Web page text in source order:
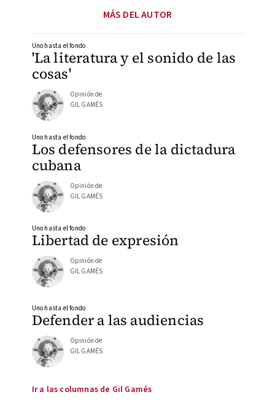
MÁS DEL AUTOR
'La literatura y el sonido de las
cosas'
Uno hasta el fondo
Opinión de
GIL GAMÉS
Los defensores de la dictadura
cubana
Uno hasta el fondo
Opinión de
GIL GAMÉS
Libertad de expresión
Uno hasta el fondo
Opinión de
GIL GAMÉS
Defender a las audiencias
Uno hasta el fondo
Opinión de
GIL GAMÉS
Ir a las columnas de Gil Gamés